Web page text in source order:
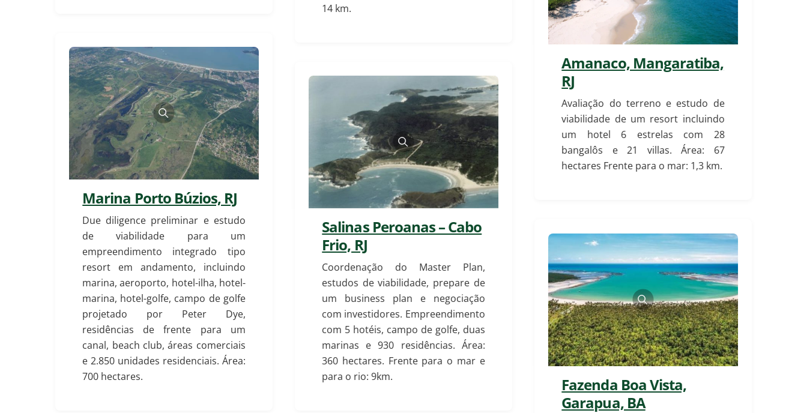
14 km.
Amanaco, Mangaratiba,
RJ
Avaliação do terreno e estudo de
viabilidade de um resort incluindo
um hotel 6 estrelas com 28
bangalôs e 21 villas.Área: 67
hectares Frente para o mar: 1,3 km.
Marina Porto Búzios, RJ
Due diligence preliminar e estudo
de viabilidade para um
empreendimento integrado tipo
resort em andamento, incluindo
marina, aeroporto, hotel-ilha, hotel-
marina, hotel-golfe, campo de golfe
projetado por Peter Dye,
residências de frente para um
canal, beach club, áreas comerciais
e 2.850 unidades residenciais. Área:
700 hectares.
Salinas Peroanas – Cabo
Frio, RJ
Coordenação do Master Plan,
estudos de viabilidade, prepare de
um business plan e negociação
com investidores. Empreendimento
com 5 hotéis, campo de golfe, duas
marinas e 930 residências. Área:
360 hectares. Frente para o mar e
para o rio: 9km.
Fazenda Boa Vista,
Garapua, BA